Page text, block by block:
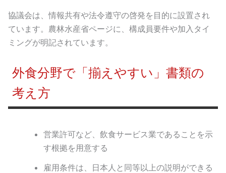
協議会は、情報共有や法令遵守の啓発を目的に設置され
ています。農林水産省ページに、構成員要件や加入タイ
ミングが明記されています。
外食分野で「揃えやすい」書類の
考え方
営業許可など、飲食サービス業であることを示
す根拠を用意する
雇用条件は、日本人と同等以上の説明ができる